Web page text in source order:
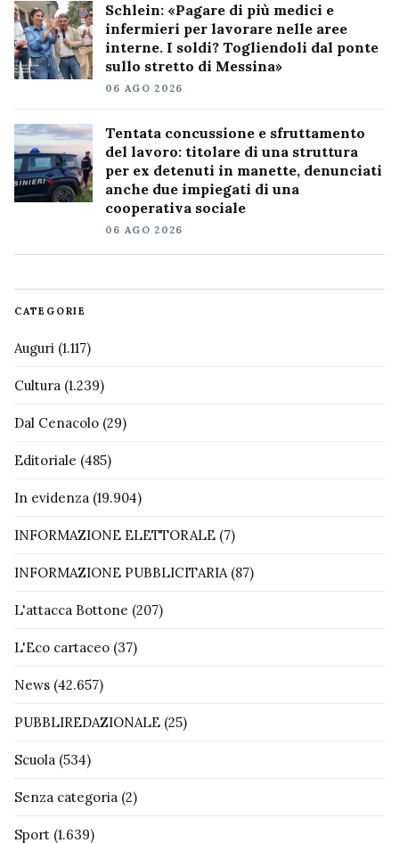
Schlein: «Pagare di più medici e
infermieri per lavorare nelle aree
interne. I soldi? Togliendoli dal ponte
sullo stretto di Messina»
06 AGO 2026
Tentata concussione e sfruttamento
del lavoro: titolare di una struttura
per ex detenuti in manette, denunciati
anche due impiegati di una
cooperativa sociale
06 AGO 2026
CATEGORIE
Auguri (1.117)
Cultura (1.239)
Dal Cenacolo (29)
Editoriale (485)
In evidenza (19.904)
INFORMAZIONE ELETTORALE (7)
INFORMAZIONE PUBBLICITARIA(87)
L'attacca Bottone (207)
L'Eco cartaceo (37)
News (42.657)
PUBBLIREDAZIONALE (25)
Scuola (534)
Senza categoria (2)
Sport (1.639)